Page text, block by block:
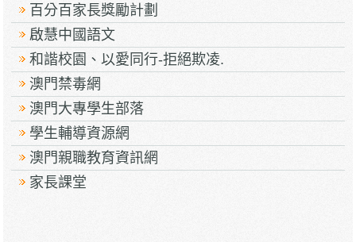
百分百家長獎勵計劃
啟慧中國語文
和諧校園、以愛同行-拒絕欺凌.
澳門禁毒網
澳門大專學生部落
學生輔導資源網
澳門親職教育資訊網
家長課堂